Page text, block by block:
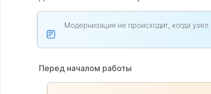
Модернизация не происходит, когда
Перед началом работы